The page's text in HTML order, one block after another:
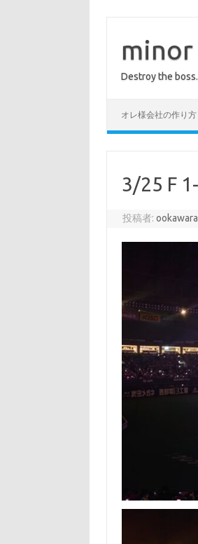
Destroy the
オレ様会社の作り方
3/25 F
投稿者: